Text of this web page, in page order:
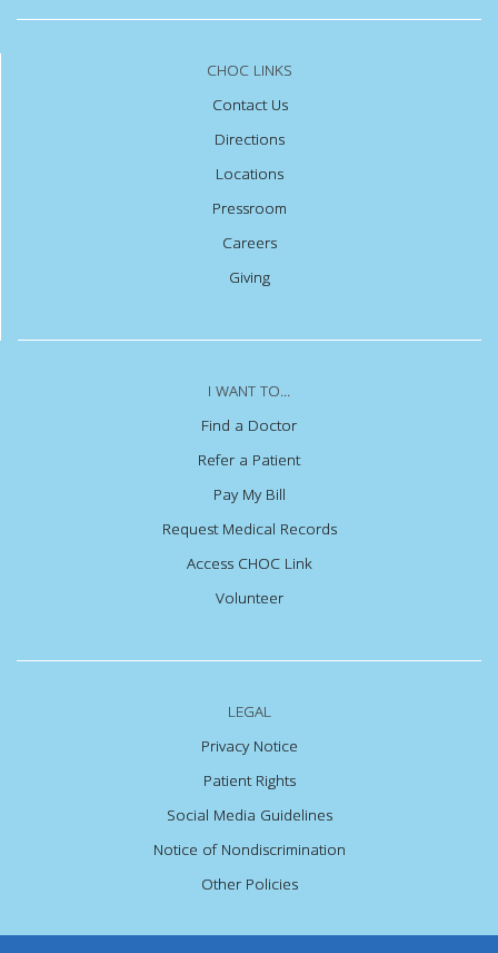
CHOC LINKS
Contact Us
Directions
Locations
Pressroom
Careers
Giving
I WANT TO...
Find a Doctor
Refer a Patient
Pay My Bill
Request Medical Records
Access CHOC Link
Volunteer
LEGAL
Privacy Notice
Patient Rights
Social Media Guidelines
Notice of Nondiscrimination
Other Policies